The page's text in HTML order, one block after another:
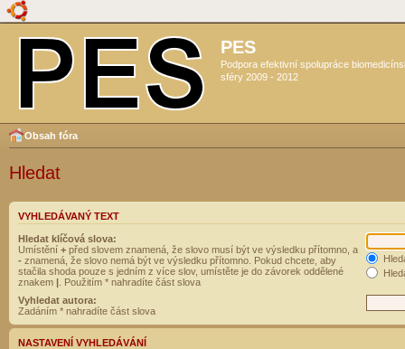
PES
Podpora efektivní spolupráce
sféry 2009 - 2012
Obsah fóra
Hledat
VYHLEDÁVANÝ TEXT
Hledat klíčová slova:
Umístění + před slovem znamená, že slovo musí být ve výsledku přítomno, a
- znamená, že slovo nemá být ve výsledku přítomno. Pokud chcete, aby
stačila shoda pouze s jedním z více slov, umístěte je do závorek oddělené
znakem | . Použitím * nahradíte část slova
Vyhledat autora:
Zadáním * nahradíte část slova
NASTAVENÍ VYHLEDÁVÁNÍ